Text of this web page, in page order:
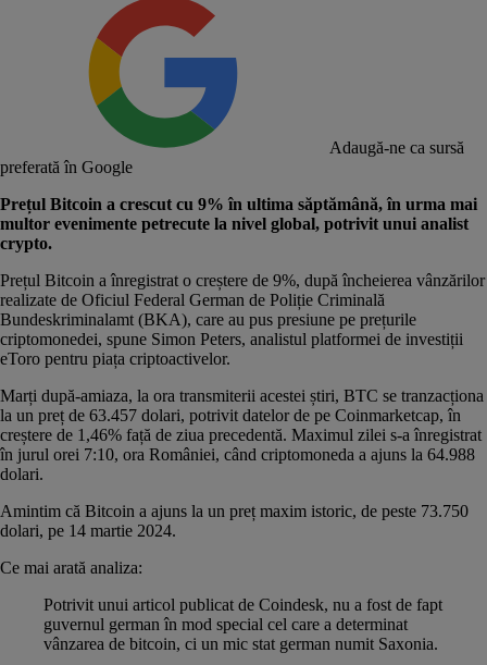
Adaugă-ne ca sursă
preferată în Google
Prețul Bitcoin a crescut cu 9% în ultima săptămână, în urma mai
multor evenimente petrecute la nivel global, potrivit unui analist
crypto.
Prețul Bitcoin a înregistrat o creștere de 9%, după încheierea vânzărilor
realizate de Oficiul Federal German de Poliție Criminală
Bundeskriminalamt (BKA), care au pus presiune pe prețurile
criptomonedei, spune Simon Peters, analistul platformei de investiții
eToro pentru piața criptoactivelor.
Marți după-amiaza, la ora transmiterii acestei știri, BTC se tranzacționa
la un preț de 63.457 dolari, potrivit datelor de pe Coinmarketcap, în
creștere de 1,46% față de ziua precedentă. Maximul zilei s-a înregistrat
în jurul orei 7:10, ora României, când criptomoneda a ajuns la 64.988
dolari.
Amintim că Bitcoin a ajuns la un preț maxim istoric, de peste 73.750
dolari, pe 14 martie 2024.
Ce mai arată analiza:
Potrivit unui articol publicat de Coindesk, nu a fost de fapt
guvernul german în mod special cel care a determinat
vânzarea de bitcoin, ci un mic stat german numit Saxonia.